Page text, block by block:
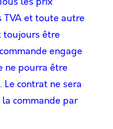
TVA et toute autre
toujours être
engage
ne pourra être
Le contrat ne sera
la commande par